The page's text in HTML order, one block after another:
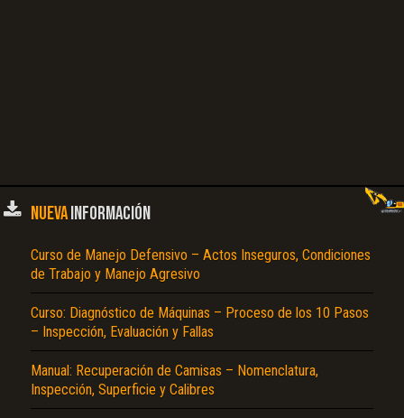
NUEVAINFORMACIÓN
Curso de Manejo Defensivo – Actos Inseguros, Condiciones
de Trabajo y Manejo Agresivo
Curso: Diagnóstico de Máquinas – Proceso de los 10 Pasos
– Inspección, Evaluación y Fallas
Manual: Recuperación de Camisas – Nomenclatura,
Inspección, Superficie y Calibres